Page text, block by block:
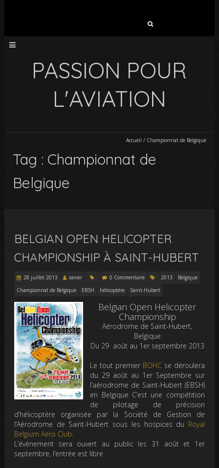
PASSION POUR
L'AVIATION
Accueil / Championnat de Belgique
Tag : Championnat de
Belgique
BELGIAN OPEN HELICOPTER
CHAMPIONSHIP À SAINT-HUBERT
28 juillet 2013 xavier 0 Commentaire 2013
Belgique
Championnat de Belgique
EBSH hélicoptère Saint-Hubert
Belgian Open Helicopter
Championship
Aérodrome de Saint-Hubert,
Belgique
Du 29 août au 1er septembre 2013
Le tout premier BOHCse déroulera
du 29 août au 1er Septembre sur
l’aérodrome de Saint-Hubert (EBSH)
en Belgique C’est une compétition
de pilotage de précision
d’hélicoptère organisée par la Société de Gestion de
l’Aérodrome de Saint-Hubert sous les hospices du Royal
Belgium Aero Club.
L’événement sera ouvert au public les 31 août et 1er
septembre, l’entrée est libre